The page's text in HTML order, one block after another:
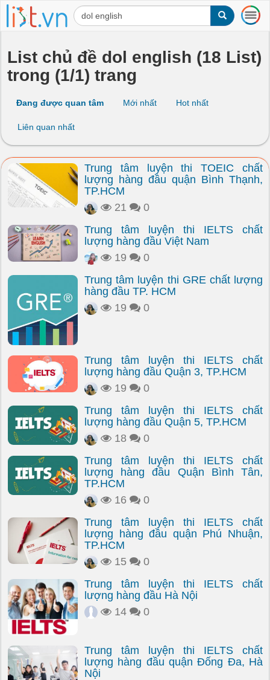
T
o
l
a
t
o
List chủ đề dol english (18 List)
trong (1/1) trang
Đang được quan tâm Mới nhất Hot nhất
Liên quan nhất
Trung tâm luyện thi TOEIC chất
lượng hàng đầu quận Bình Thạnh,
TP.HCM
21
0
Trung tâm luyện thi IELTS chất
lượng hàng đầu Việt Nam
19
0
Trung tâm luyện thi GRE chất lượng
hàng đầu TP. HCM
19
0
Trung tâm luyện thi IELTS chất
lượng hàng đầu Quận 3, TP.HCM
19
0
Trung tâm luyện thi IELTS chất
lượng hàng đầu Quận 5, TP.HCM
18
0
Trung tâm luyện thi IELTS chất
lượng hàng đầu Quận Bình Tân,
TP.HCM
16
0
Trung tâm luyện thi IELTS chất
lượng hàng đầu quận Phú Nhuận,
TP.HCM
15
0
Trung tâm luyện thi IELTS chất
lượng hàng đầu Hà Nội
14
0
Trung tâm luyện thi IELTS chất
lượng hàng đầu quận Đống Đa, Hà
Nội